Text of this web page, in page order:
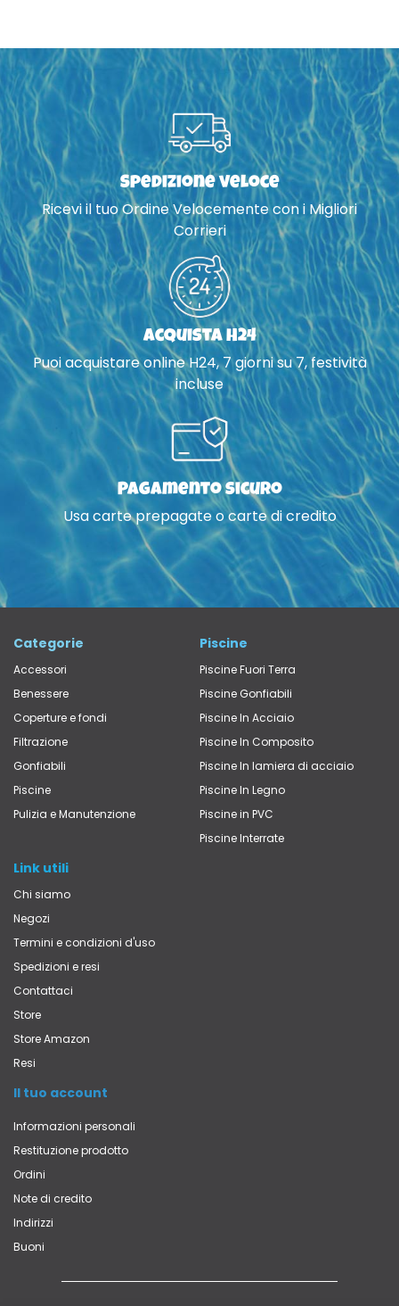
Spedizione veloce
Ricevi il tuo Ordine Velocemente con i Migliori
Corrieri
Acquista H24
Puoi acquistare online H24, 7 giorni su 7, festività
incluse
Pagamento sicuro
Usa carte prepagate o carte di credito
Categorie
Accessori
Benessere
Coperture e fondi
Filtrazione
Gonfiabili
Piscine
Pulizia e Manutenzione
Piscine
Piscine Fuori Terra
Piscine Gonfiabili
Piscine In Acciaio
Piscine In Composito
Piscine In lamiera di acciaio
Piscine In Legno
Piscine in PVC
Piscine Interrate
Link utili
Chi siamo
Negozi
Termini e condizioni d'uso
Spedizioni e resi
Contattaci
Store
Store Amazon
Resi
Il tuo account
Informazioni personali
Restituzione prodotto
Ordini
Note di credito
Indirizzi
Buoni